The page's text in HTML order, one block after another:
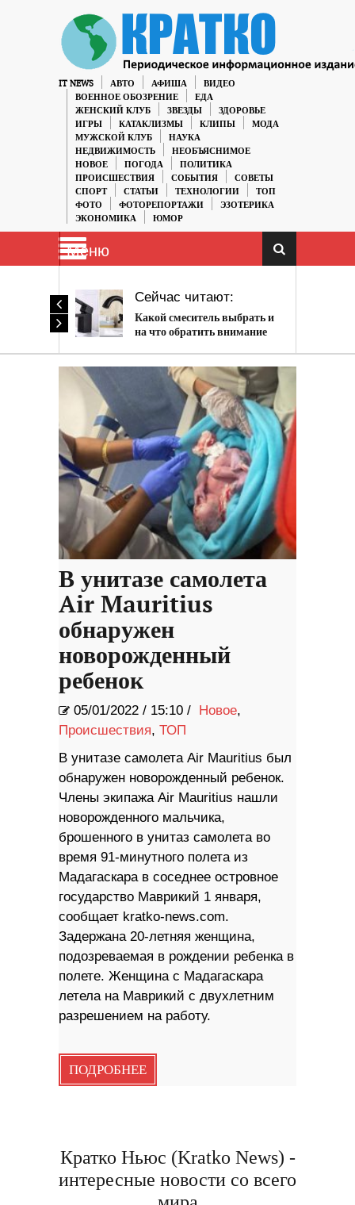
IT NEWS АВТО АФИША
ВИДЕО
ВОЕННОЕ ОБОЗРЕНИЕ
ЕДА
ЖЕНСКИЙ КЛУБ
ЗВЕЗДЫ
ЗДОРОВЬЕ
ИГРЫ
КАТАКЛИЗМЫ КЛИПЫ
МОДА
МУЖСКОЙ КЛУБ
НАУКА
НЕДВИЖИМОСТЬ
НЕОБЪЯСНИМОЕ
НОВОЕ
ПОГОДА
ПОЛИТИКА
ПРОИСШЕСТВИЯ
СОБЫТИЯ
СОВЕТЫ
СПОРТ
СТАТЬИ ТЕХНОЛОГИИ
ТОП
ФОТО
ФОТОРЕПОРТАЖИ
ЭЗОТЕРИКА
ЭКОНОМИКА
ЮМОР
Меню
Сейчас читают:
Какой смеситель выбрать и
на что обратить внимание
В унитазе самолета
Air Mauritius
обнаружен
новорожденный
ребенок
05/01/2022 / 15:10 / Новое,
Происшествия, ТОП
В унитазе самолета Air Mauritius был
обнаружен новорожденный ребенок.
Члены экипажа Air Mauritius нашли
новорожденного мальчика,
брошенного в унитаз самолета во
время 91-минутного полета из
Мадагаскара в соседнее островное
государство Маврикий 1 января,
сообщает kratko-news.com.
Задержана 20-летняя женщина,
подозреваемая в рождении ребенка в
полете. Женщина с Мадагаскара
летела на Маврикий с двухлетним
разрешением на работу.
ПОДРОБНЕЕ
Кратко Ньюс (Kratko News) -
интересные новости со всего